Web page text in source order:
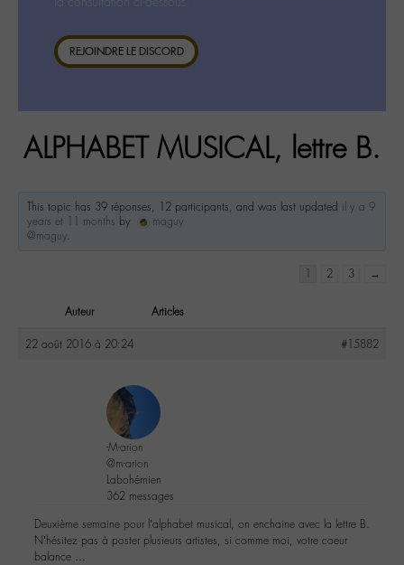
REJOINDRE LE DISCORD
ALPHABET MUSICAL, lettre B.
This topic has 39 réponses, 12 participants, and was last updated il y a 9
years et 11 months by
maguy
@maguy.
1 2 3 →
Auteur Articles
22 août 2016 à 20:24 #15882
-M-arion
@m-arion
Labohémien
362 messages
Deuxième semaine pour l’alphabet musical, on enchaine avec la lettre B.
N’hésitez pas à poster plusieurs artistes, si comme moi, votre coeur
balance …